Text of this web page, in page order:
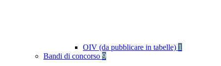
OIV (da pubblicare in tabelle) 1
Bandi di concorso 9